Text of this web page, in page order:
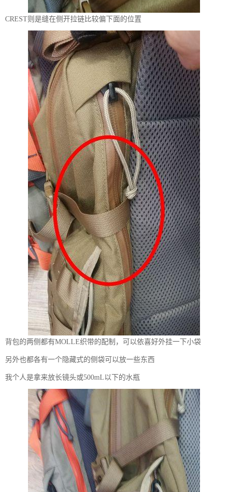
CREST则是缝在侧开拉链比较偏下面的位置
背包的两侧都有MOLLE织带的配制，可以依喜好外挂一下小袋
另外也都各有一个隐藏式的侧袋可以放一些东西
我个人是拿来放长镜头或500mL以下的水瓶